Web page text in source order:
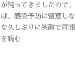
が鈍ってきましたので
は、感染予防に留意し
な久しぶりに笑顔で再
を読む